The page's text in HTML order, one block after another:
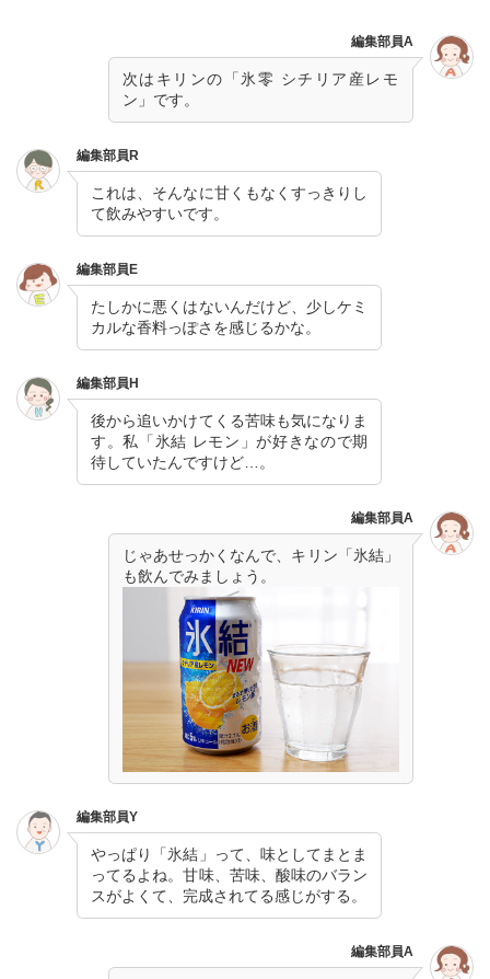
編集部員A
次はキリンの「氷零 シチリア産レモ
ン」です。
編集部員R
これは、そんなに甘くもなくすっきりし
て飲みやすいです。
編集部員E
たしかに悪くはないんだけど、少しケミ
カルな香料っぽさを感じるかな。
編集部員H
後から追いかけてくる苦味も気になりま
す。私「氷結 レモン」が好きなので期
待していたんですけど…。
編集部員A
じゃあせっかくなんで、キリン「氷結」
も飲んでみましょう。
編集部員Y
やっぱり「氷結」って、味としてまとま
ってるよね。甘味、苦味、酸味のバラン
スがよくて、完成されてる感じがする。
編集部員A